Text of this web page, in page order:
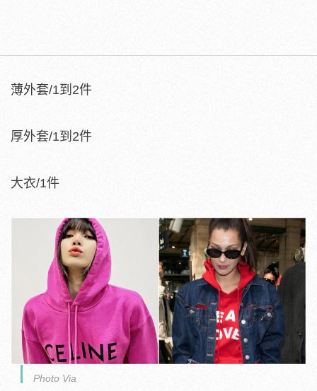
薄外套/1到2件
厚外套/1到2件
大衣/1件
Photo Via